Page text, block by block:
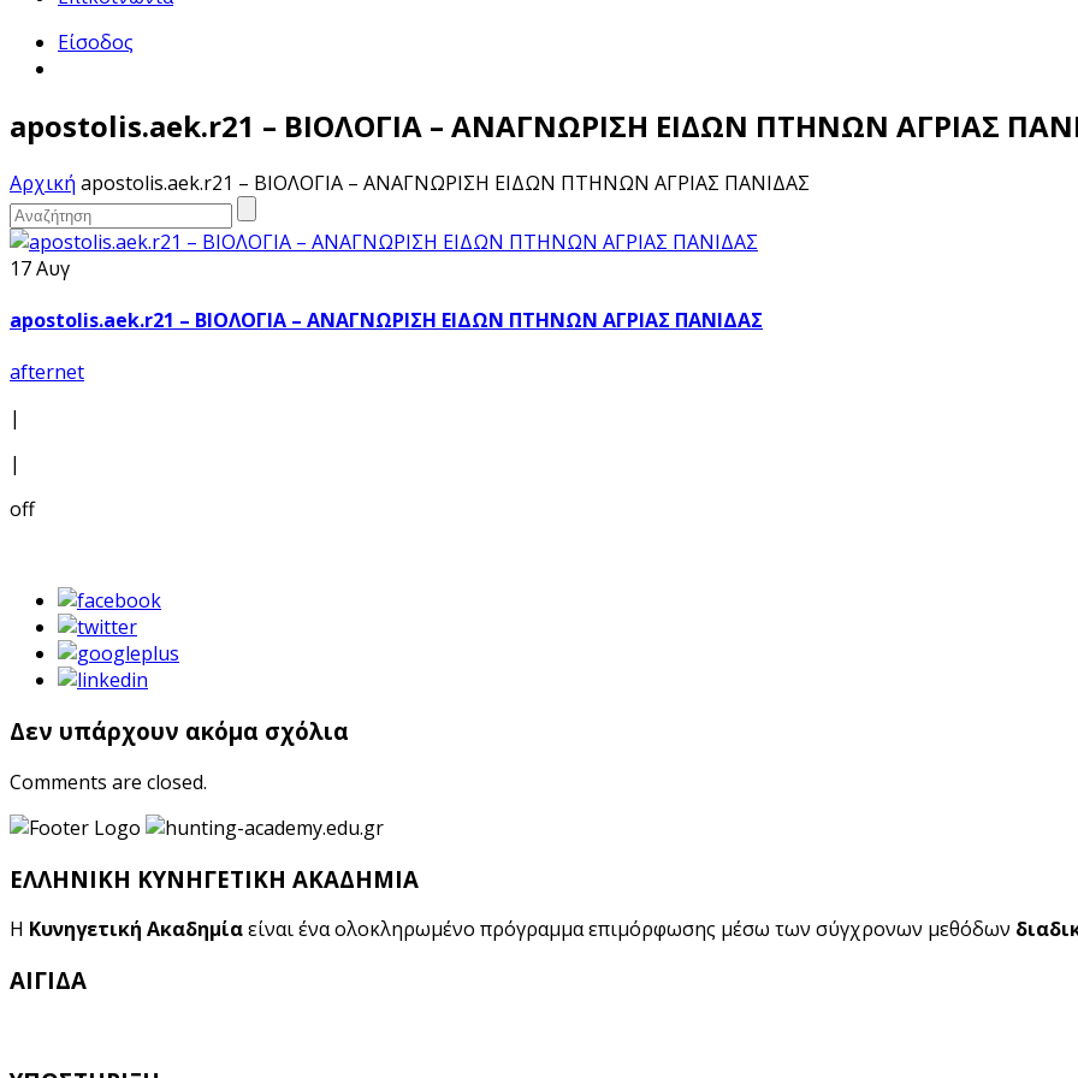
Είσοδος
apostolis.aek.r21 – ΒΙΟΛΟΓΙΑ – ΑΝΑΓΝΩΡΙΣΗ ΕΙΔΩΝ ΠΤΗΝΩΝ ΑΓΡΙΑΣ
Αρχική apostolis.aek.r21 – ΒΙΟΛΟΓΙΑ – ΑΝΑΓΝΩΡΙΣΗ ΕΙΔΩΝ ΠΤΗΝΩΝ ΑΓΡΙΑΣ ΠΑΝΙΔΑΣ
17 Αυγ
apostolis.aek.r21 – ΒΙΟΛΟΓΙΑ – ΑΝΑΓΝΩΡΙΣΗ ΕΙΔΩΝ ΠΤΗΝΩΝ ΑΓΡΙΑΣ ΠΑΝΙΔΑΣ
afternet
|
|
off
Δεν υπάρχουν ακόμα σχόλια
Comments are closed.
ΕΛΛΗΝΙΚΗ ΚΥΝΗΓΕΤΙΚΗ ΑΚΑΔΗΜΙΑ
Η Κυνηγετική Ακαδημίαείναι ένα ολοκληρωμένο πρόγραμμα επιμόρφωσης μέσω των σύγχρονων μεθόδων
ΑΙΓΙΔΑ